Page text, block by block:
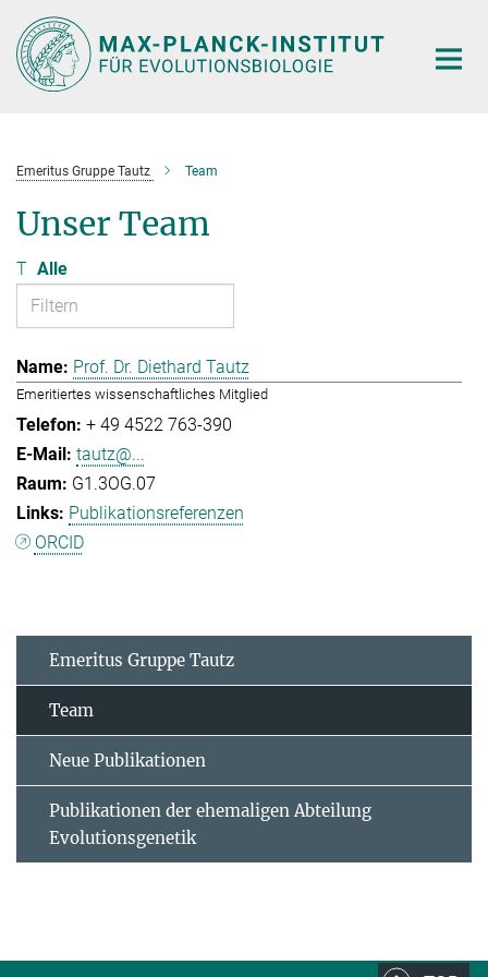
Hauptinhalt
Emeritus Gruppe Tautz Team
Unser Team
T Alle
Prof. Dr. Diethard Tautz
Emeritiertes wissenschaftliches Mitglied
+ 49 4522 763-390
tautz@...
G1.3OG.07
Publikationsreferenzen
ORCID
Emeritus Gruppe Tautz
Team
Neue Publikationen
Publikationen der ehemaligen Abteilung
Evolutionsgenetik